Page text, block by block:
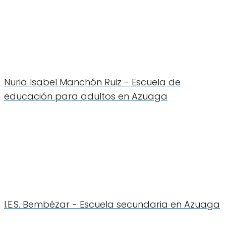
Nuria Isabel Manchón Ruiz - Escuela de
educación para adultos en Azuaga
I.E.S. Bembézar - Escuela secundaria en Azuaga